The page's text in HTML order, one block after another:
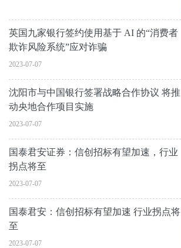
英国九家银行签约使用基于 AI 的“消费者
欺诈风险系统”应对诈骗
2023-07-07
沈阳市与中国银行签署战略合作协议 将推
动央地合作项目实施
2023-07-07
国泰君安证券：信创招标有望加速，行业
拐点将至
2023-07-07
国泰君安：信创招标有望加速 行业拐点将
至
2023-07-07